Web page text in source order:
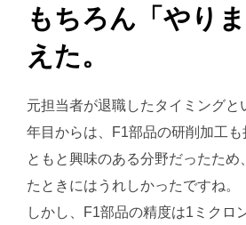
もちろん「やり
えた。
元担当者が退職したタイミングと
年目からは、F1部品の研削加工
ともと興味のある分野だったため
たときにはうれしかったですね。
しかし、F1部品の精度は1ミクロ